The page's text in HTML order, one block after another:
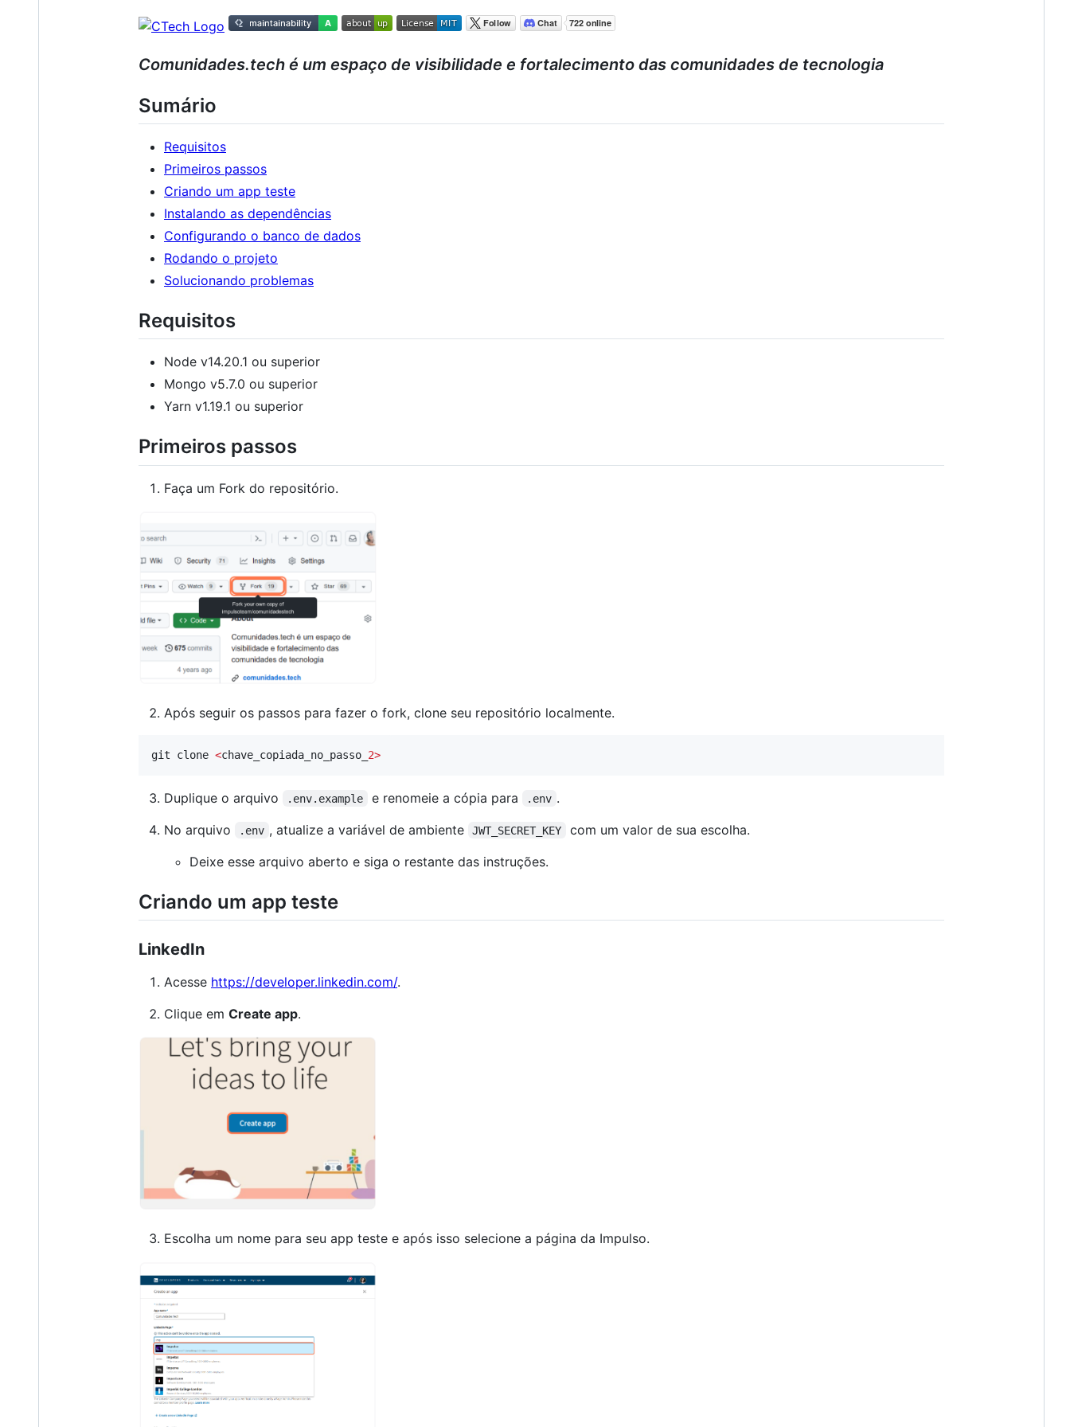
Comunidades.tech é um espaço de visibilidade e fortalecimento das comunidades de tecnologia
Sumário
Requisitos
Primeiros passos
Criando um app teste
Instalando as dependências
Configurando o banco de dados
Rodando o projeto
Solucionando problemas
Requisitos
Node v14.20.1 ou superior
Mongo v5.7.0 ou superior
Yarn v1.19.1 ou superior
Primeiros passos
Faça um Fork do repositório.
Após seguir os passos para fazer o fork, clone seu repositório localmente.
git clone <chave_copiada_no_passo_ 2>
Duplique o arquivo .env.example e renomeie a cópia para .env .
No arquivo
.env , atualize a variável de ambiente JWT_SECRET_KEY
com um valor de sua escolha.
Deixe esse arquivo aberto e siga o restante das instruções.
Criando um app teste
LinkedIn
Acesse https://developer.linkedin.com/.
Clique em Create app.
Escolha um nome para seu app teste e após isso selecione a página da Impulso.